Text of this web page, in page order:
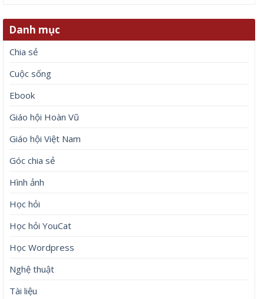
Danh mục
Chia sẻ
Cuộc sống
Ebook
Giáo hội Hoàn Vũ
Giáo hội Việt Nam
Góc chia sẻ
Hình ảnh
Học hỏi
Học hỏi YouCat
Học Wordpress
Nghệ thuật
Tài liệu